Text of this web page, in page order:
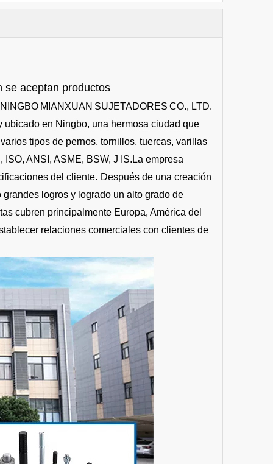
se aceptan productos
NINGBO MIANXUAN SUJETADORES CO., LTD.
ubicado en Ningbo, una hermosa ciudad que
tipos de pernos, tornillos, tuercas, varillas
ANSI, ASME, BSW, J IS.La empresa
del cliente. Después de una creación
logros y logrado un alto grado de
cubren principalmente Europa, América del
relaciones comerciales con clientes de